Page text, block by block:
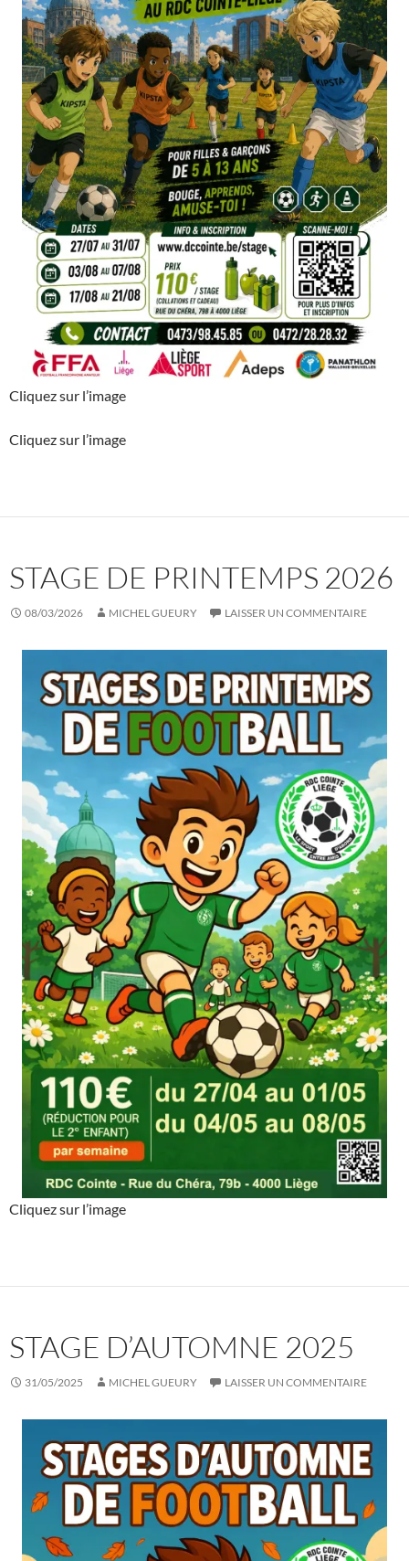
Cliquez sur l’image
Cliquez sur l’image
STAGE DE PRINTEMPS 2026
08/03/2026 MICHEL GUEURY LAISSER UN COMMENTAIRE
Cliquez sur l’image
STAGE D’AUTOMNE 2025
31/05/2025 MICHEL GUEURY LAISSER UN COMMENTAIRE